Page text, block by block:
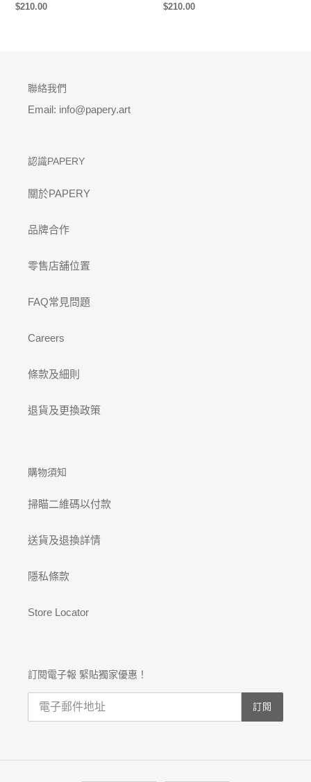
定
$210.00
定
$210.00
聯絡我們
Email: info@papery.art
認識PAPERY
關於PAPERY
品牌合作
零售店舖位置
FAQ常見問題
Careers
條款及細則
退貨及更換政策
購物須知
掃瞄二維碼以付款
送貨及退換詳情
隱私條款
Store Locator
訂閱電子報 緊貼獨家優惠！
訂閱